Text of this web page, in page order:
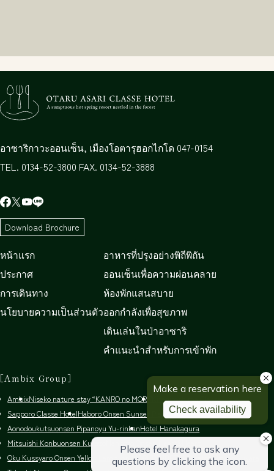
อาซาริกาวะออนเซ็น, เมืองโอตารุฮอกไกโด 047-0154
TEL. 0134-52-3800 FAX. 0134-52-3888
Download Brochure
หน้าแรก
ประกาศ
การเดินทาง
นโยบายความเป็นส่วนตัว
อาหารที่ปรุงอย่างพิถีพิถัน
ออนเซ็นเพื่อความผ่อนคลาย
ห้องพักแสนสบาย
ออกกำลังเพื่อสุขภาพ
เดินเล่นในป่าอาซาริ
คำแนะนำสำหรับการเข้าพัก
［Ambix Group］
AmbixNiseko nature stay “KANRO no MORI”
Kitahiroshima Classe Hotel
Sapporo Classe HotelHaboro Onsen Sunset Plaza
Aonodoukutsuonsen Pipanoyu Yu-rinkanHotel Hanakagura
Mitsuishi Konbuonsen Kurazo
Nanporo Onsen Heart&Heart
Oku Kussyaro Onsen Yellow Lamp Inn MORI TSUBETSUBiratori Onsen Yukara